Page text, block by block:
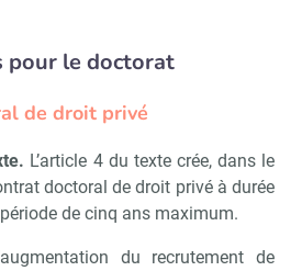
pour le doctorat
de droit privé
L’article 4 du texte crée, dans le
doctoral de droit privé à durée
de cinq ans maximum.
du recrutement de